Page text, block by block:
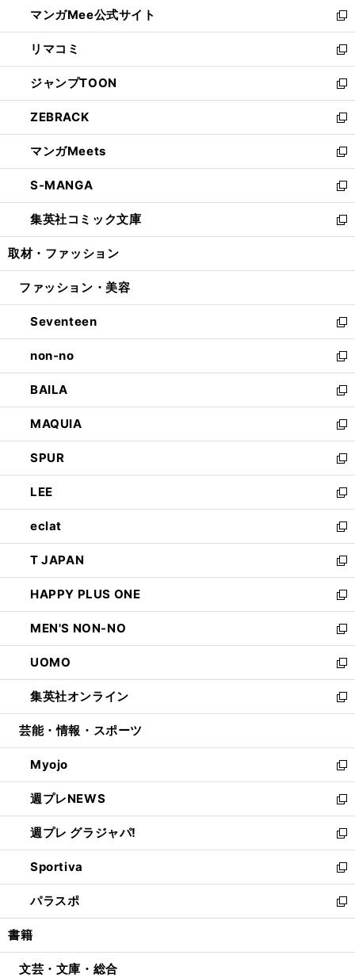
く
ド
ウ
で
開
く
ィ
ン
ド
ウ
で
開
く
い
ウ
ィ
ン
ド
ウ
で
開
く
マンガMee公式サイト
新
し
い
ウ
ィ
ン
ド
ウ
で
開
く
リマコミ
新
し
い
ウ
ィ
ン
ド
ウ
で
開
く
ジャンプTOON
新
し
い
ウ
ィ
ン
ド
ウ
で
開
ZEBRACK
新
し
い
ウ
ィ
ン
ド
ウ
開
マンガMeets
新
し
い
ウ
ィ
ン
ウ
開
く
S-MANGA
新
し
い
ウ
ン
ウ
で
開
く
集英社コミック文庫
新
し
ウ
ン
ド
ウ
で
開
く
取材・ファッション
ファッション・美容
Seventeen
新
し
い
ウ
ィ
ン
ド
ウ
で
開
く
non-no
新
し
い
ウ
ィ
ン
ド
ウ
で
開
く
BAILA
新
し
い
ウ
ィ
ン
ド
ウ
で
開
く
MAQUIA
新
し
い
ウ
ィ
ン
ド
ウ
で
開
く
SPUR
新
し
い
ウ
ィ
ン
ド
ウ
で
開
く
LEE
新
し
い
ウ
ィ
ン
ド
ウ
で
開
く
eclat
新
し
い
ウ
ィ
ン
ド
ウ
で
開
く
T JAPAN
新
し
い
ウ
ィ
ン
ド
ウ
で
開
HAPPY PLUS ONE
新
し
い
ウ
ィ
ン
ド
ウ
開
く
MEN'S NON-NO
新
し
い
ウ
ィ
ン
ウ
で
開
く
UOMO
新
し
い
ウ
ン
ド
ウ
で
開
く
集英社オンライン
新
し
ウ
ィ
ン
ド
ウ
で
開
く
芸能・情報・スポーツ
Myojo
新
し
い
ウ
ィ
ン
ド
ウ
で
開
週プレNEWS
新
し
い
ウ
ィ
ン
ド
ウ
開
週プレ グラジャパ!
新
し
い
ウ
ィ
ン
ウ
Sportiva
新
し
い
ウ
ン
パラスポ
新
し
ウ
書籍
文芸・文庫・総合